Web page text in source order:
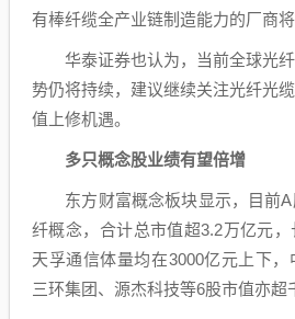
有棒纤缆全产业链制造能力的厂商将
华泰证券也认为，当前全球光
势仍将持续，建议继续关注光纤光
值上修机遇。
多只概念股业绩有望倍增
东方财富概念板块显示，目前
纤概念，合计总市值超3.2万亿元，
天孚通信体量均在3000亿元上下，
三环集团、 源杰科技等6股市值亦超